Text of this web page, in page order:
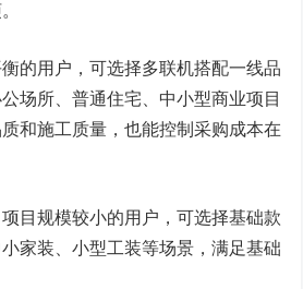
的用户，可选择多联机搭配一线品
场所、普通住宅、中小型商业项目
和施工质量，也能控制采购成本在
目规模较小的用户，可选择基础款
家装、小型工装等场景，满足基础